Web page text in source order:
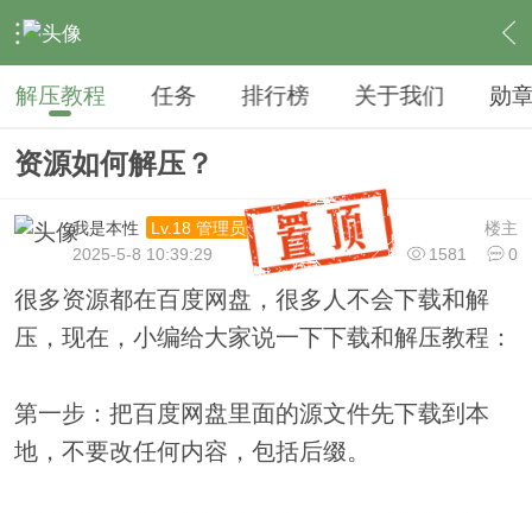
› 站务区 › 论坛公告专区 › 内容
解压教程 任务 排行榜 关于我们 勋
资源如何解压？
楼主
我是本性
Lv.18 管理员
1581
0
2025-5-8 10:39:29
很多资源都在百度网盘，很多人不会下载和解
压，现在，小编给大家说一下下载和解压教程：
第一步：把百度网盘里面的源文件先下载到本
地，不要改任何内容，包括后缀。